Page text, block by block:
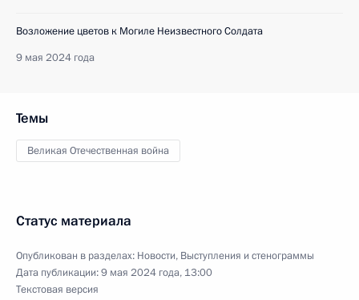
Возложение цветов к Могиле Неизвестного Солдата
9 мая 2024 года
Темы
Великая Отечественная война
Статус материала
Опубликован в разделах: Новости, Выступления и стенограммы
Дата публикации:9 мая 2024 года, 13:00
Текстовая версия